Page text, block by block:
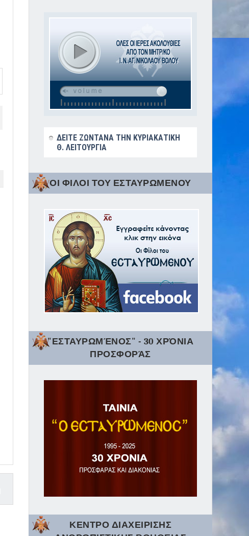
ΔΕΙΤΕ ΖΩΝΤΑΝΑ ΤΗΝ ΚΥΡΙΑΚΑΤΙΚΗ
Θ. ΛΕΙΤΟΥΡΓΙΑ
ΟΙ ΦΙΛΟΙ ΤΟΥ ΕΣΤΑΥΡΩΜΕΝΟΥ
"ΕΣΤΑΥΡΩΜΈΝΟΣ" - 30 ΧΡΌΝΙΑ
ΠΡΟΣΦΟΡΆΣ
ΚΕΝΤΡΟ ΔΙΑΧΕΙΡΙΣΗΣ